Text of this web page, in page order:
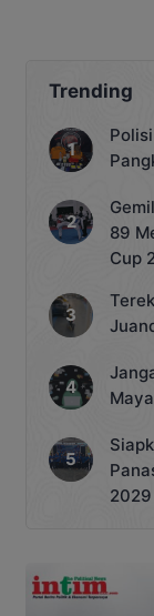
Trending
89
Cup
2029